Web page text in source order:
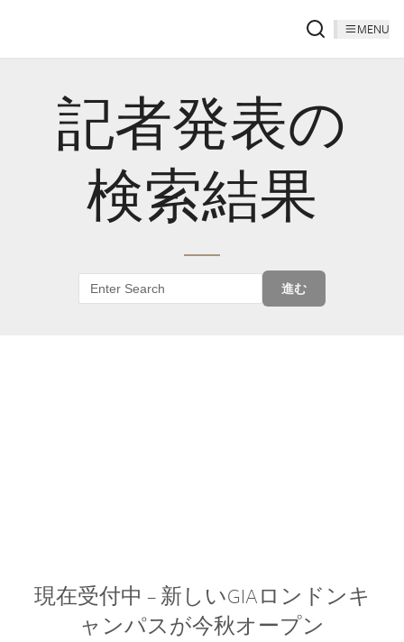
MENU
記者発表の
検索結果
進む
現在受付中 – 新しいGIAロンドンキ
ャンパスが今秋オープン